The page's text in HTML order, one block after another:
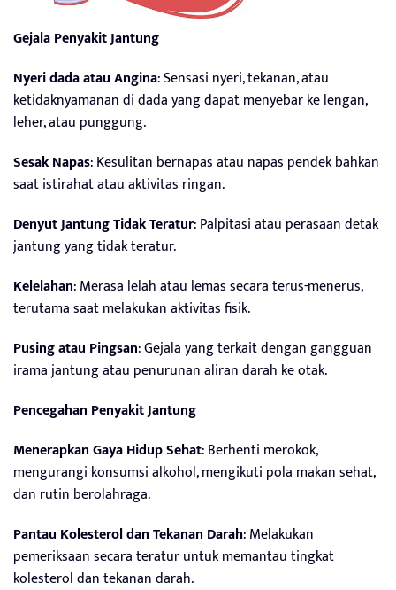
Gejala Penyakit Jantung
Nyeri dada atau Angina: Sensasi nyeri, tekanan, atau
ketidaknyamanan di dada yang dapat menyebar ke lengan,
leher, atau punggung.
Sesak Napas: Kesulitan bernapas atau napas pendek bahkan
saat istirahat atau aktivitas ringan.
Denyut Jantung Tidak Teratur: Palpitasi atau perasaan detak
jantung yang tidak teratur.
Kelelahan: Merasa lelah atau lemas secara terus-menerus,
terutama saat melakukan aktivitas fisik.
Pusing atau Pingsan: Gejala yang terkait dengan gangguan
irama jantung atau penurunan aliran darah ke otak.
Pencegahan Penyakit Jantung
Menerapkan Gaya Hidup Sehat: Berhenti merokok,
mengurangi konsumsi alkohol, mengikuti pola makan sehat,
dan rutin berolahraga.
Pantau Kolesterol dan Tekanan Darah: Melakukan
pemeriksaan secara teratur untuk memantau tingkat
kolesterol dan tekanan darah.